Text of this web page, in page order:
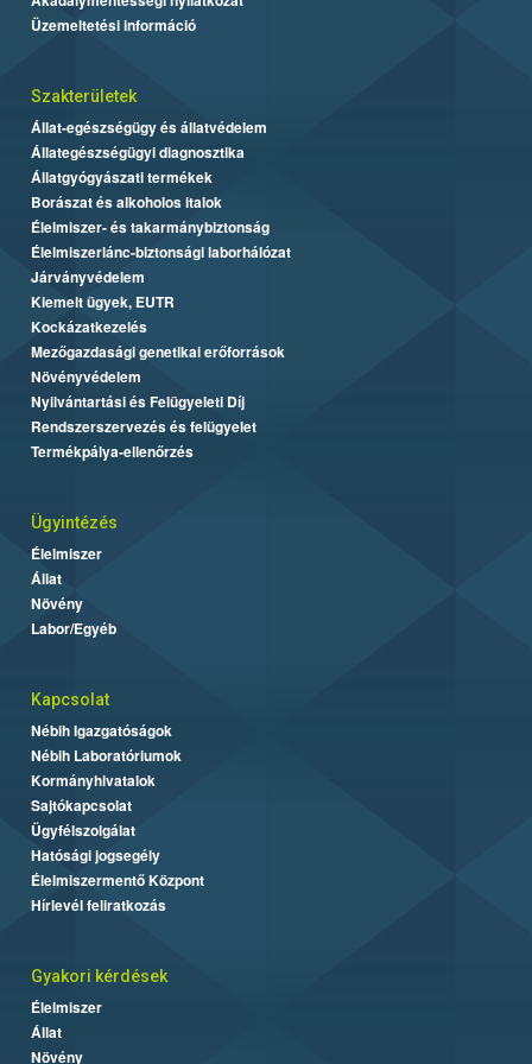
Üzemeltetési információ
Szakterületek
Állat-egészségügy és állatvédelem
Állategészségügyi diagnosztika
Állatgyógyászati termékek
Borászat és alkoholos italok
Élelmiszer- és takarmánybiztonság
Élelmiszerlánc-biztonsági laborhálózat
Járványvédelem
Kiemelt ügyek, EUTR
Kockázatkezelés
Mezőgazdasági genetikai erőforrások
Növényvédelem
Nyilvántartási és Felügyeleti Díj
Rendszerszervezés és felügyelet
Termékpálya-ellenőrzés
Ügyintézés
Élelmiszer
Állat
Növény
Labor/Egyéb
Kapcsolat
Nébih Igazgatóságok
Nébih Laboratóriumok
Kormányhivatalok
Sajtókapcsolat
Ügyfélszolgálat
Hatósági jogsegély
Élelmiszermentő Központ
Hírlevél feliratkozás
Gyakori kérdések
Élelmiszer
Állat
Növény